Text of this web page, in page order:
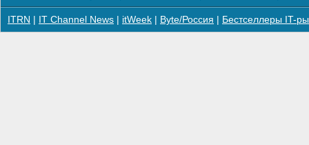
ITRN IT Channel News itWeek Byte/Россия Бестселлеры IT-